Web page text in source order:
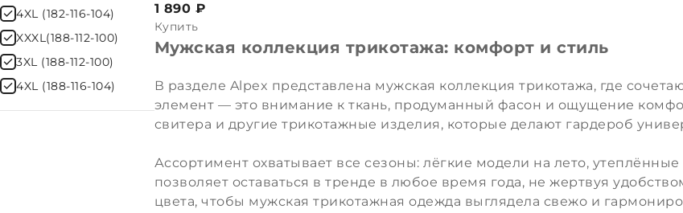
4XL (182-116-104)
XXXL(188-112-100)
3XL (188-112-100)
4XL (188-116-104)
1 890 ₽
Купить
Мужская коллекция трикотажа: комфорт и стиль
В разделе Alpex представлена мужская коллекция трикотажа, где
элемент — это внимание к ткань, продуманный фасон и ощущение
свитера и другие трикотажные изделия, которые делают гардероб
Ассортимент охватывает все сезоны: лёгкие модели на лето,
позволяет оставаться в тренде в любое время года, не жертвуя
цвета, чтобы мужская трикотажная одежда выглядела свежо и